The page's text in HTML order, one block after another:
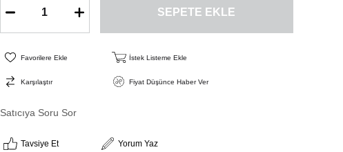
Favorilere Ekle İstek Listeme Ekle
Karşılaştır Fiyat Düşünce Haber Ver
Satıcıya Soru Sor
Tavsiye Et Yorum Yaz